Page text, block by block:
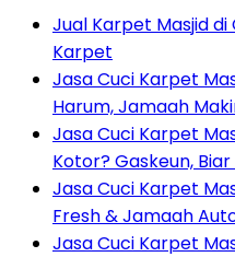
Jual Karpet Masjid di
Karpet
Jasa Cuci Karpet
Harum, Jamaah
Jasa Cuci Karpet
Kotor? Gaskeun,
Jasa Cuci Karpet
Fresh & Jamaah
Jasa Cuci Karpet